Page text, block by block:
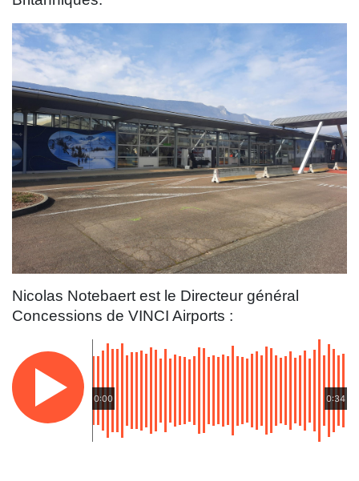
Nicolas Notebaert est le Directeur général
Concessions de VINCI Airports :
0:00 0:34